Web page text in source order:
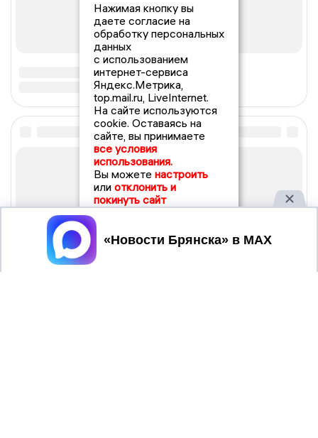
Нажимая кнопку вы
даете согласие на
обработку персональных
данных
с использованием
интернет-сервиса
Яндекс.Метрика,
top.mail.ru, LiveInternet.
На сайте используются
cookie. Оставаясь на
сайте, вы принимаете
все условия
использования.
Вы можете настроить
или отклонить и
покинуть сайт
Принять